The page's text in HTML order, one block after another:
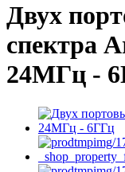
Двух
спектра
24МГц -